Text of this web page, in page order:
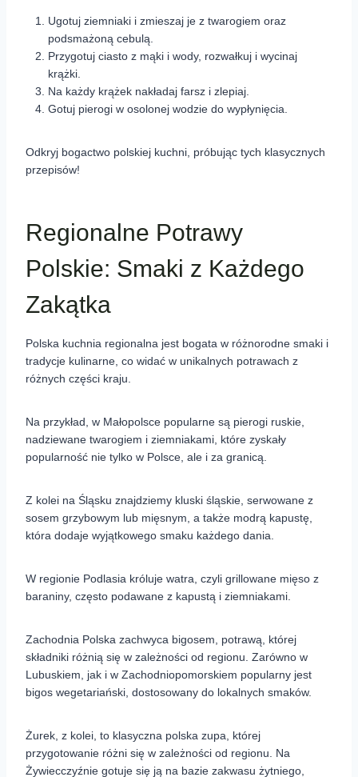
Ugotuj ziemniaki i zmieszaj je z twarogiem oraz
podsmażoną cebulą.
Przygotuj ciasto z mąki i wody, rozwałkuj i wycinaj
krążki.
Na każdy krążek nakładaj farsz i zlepiaj.
Gotuj pierogi w osolonej wodzie do wypłynięcia.
Odkryj bogactwo polskiej kuchni, próbując tych klasycznych
przepisów!
Regionalne Potrawy
Polskie: Smaki z Każdego
Zakątka
Polska kuchnia regionalna jest bogata w różnorodne smaki i
tradycje kulinarne, co widać w unikalnych potrawach z
różnych części kraju.
Na przykład, w Małopolsce popularne są pierogi ruskie,
nadziewane twarogiem i ziemniakami, które zyskały
popularność nie tylko w Polsce, ale i za granicą.
Z kolei na Śląsku znajdziemy kluski śląskie, serwowane z
sosem grzybowym lub mięsnym, a także modrą kapustę,
która dodaje wyjątkowego smaku każdego dania.
W regionie Podlasia króluje watra, czyli grillowane mięso z
baraniny, często podawane z kapustą i ziemniakami.
Zachodnia Polska zachwyca bigosem, potrawą, której
składniki różnią się w zależności od regionu. Zarówno w
Lubuskiem, jak i w Zachodniopomorskiem popularny jest
bigos wegetariański, dostosowany do lokalnych smaków.
Żurek, z kolei, to klasyczna polska zupa, której
przygotowanie różni się w zależności od regionu. Na
Żywiecczyźnie gotuje się ją na bazie zakwasu żytniego,